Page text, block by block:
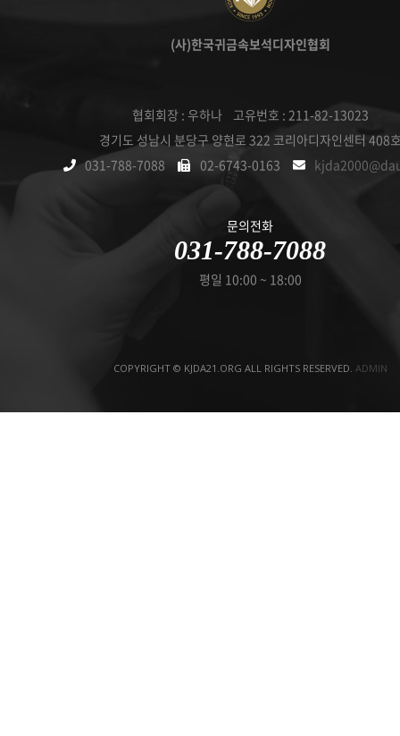
(사)한국귀금속보석디자인협회
협회회장 : 우하나 고유번호 : 211-82-13023
경기도 성남시 분당구 양현로 322 코리아디자인센터 408
031-788-7088
02-6743-0163
문의전화
031-788-7088
평일 10:00 ~ 18:00
COPYRIGHT © KJDA21.ORG ALL RIGHTS RESERVED. ADMIN